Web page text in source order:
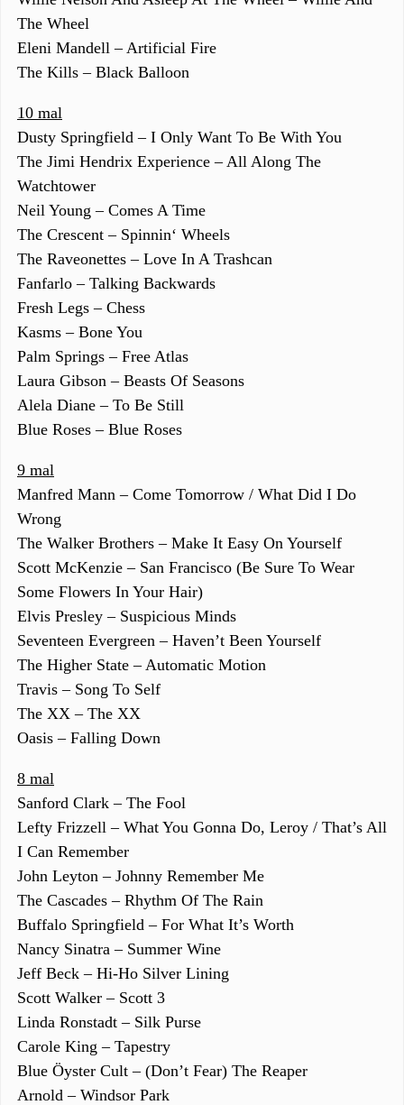
The Wheel
Eleni Mandell – Artificial Fire
The Kills – Black Balloon
10 mal
Dusty Springfield – I Only Want To Be With You
The Jimi Hendrix Experience – All Along The
Watchtower
Neil Young – Comes A Time
The Crescent – Spinnin‘ Wheels
The Raveonettes – Love In A Trashcan
Fanfarlo – Talking Backwards
Fresh Legs – Chess
Kasms – Bone You
Palm Springs – Free Atlas
Laura Gibson – Beasts Of Seasons
Alela Diane – To Be Still
Blue Roses – Blue Roses
9 mal
Manfred Mann – Come Tomorrow / What Did I Do
Wrong
The Walker Brothers – Make It Easy On Yourself
Scott McKenzie – San Francisco (Be Sure To Wear
Some Flowers In Your Hair)
Elvis Presley – Suspicious Minds
Seventeen Evergreen – Haven’t Been Yourself
The Higher State – Automatic Motion
Travis – Song To Self
The XX – The XX
Oasis – Falling Down
8 mal
Sanford Clark – The Fool
Lefty Frizzell – What You Gonna Do, Leroy / That’s All
I Can Remember
John Leyton – Johnny Remember Me
The Cascades – Rhythm Of The Rain
Buffalo Springfield – For What It’s Worth
Nancy Sinatra – Summer Wine
Jeff Beck – Hi-Ho Silver Lining
Scott Walker – Scott 3
Linda Ronstadt – Silk Purse
Carole King – Tapestry
Blue Öyster Cult – (Don’t Fear) The Reaper
Arnold – Windsor Park